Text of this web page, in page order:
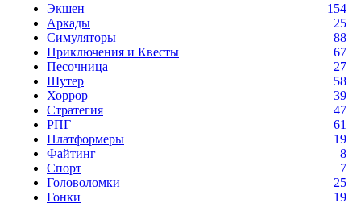
Экшен
154
Аркады
25
Симуляторы
88
Приключения и Квесты
67
Песочница
27
Шутер
58
Хоррор
39
Стратегия
47
РПГ
61
Платформеры
19
Файтинг
8
Спорт
7
Головоломки
25
Гонки
19